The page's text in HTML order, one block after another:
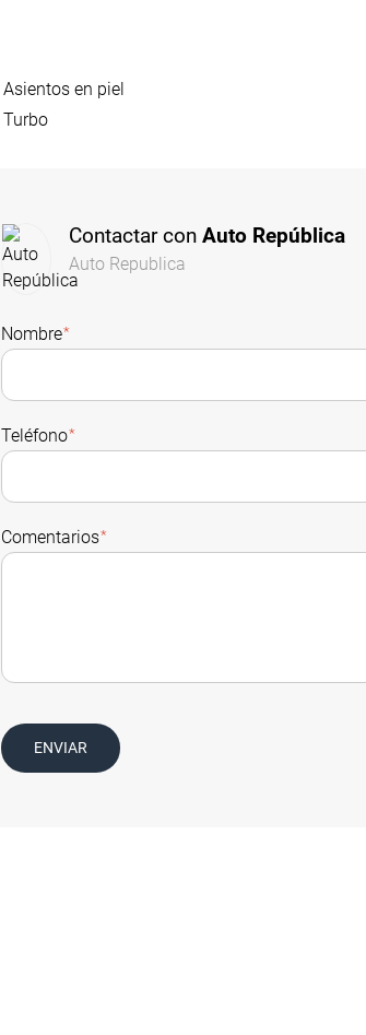
Asientos en piel
Turbo
Contactar conAuto República
Auto Republica
Nombre*
Teléfono*
Comentarios*
ENVIAR